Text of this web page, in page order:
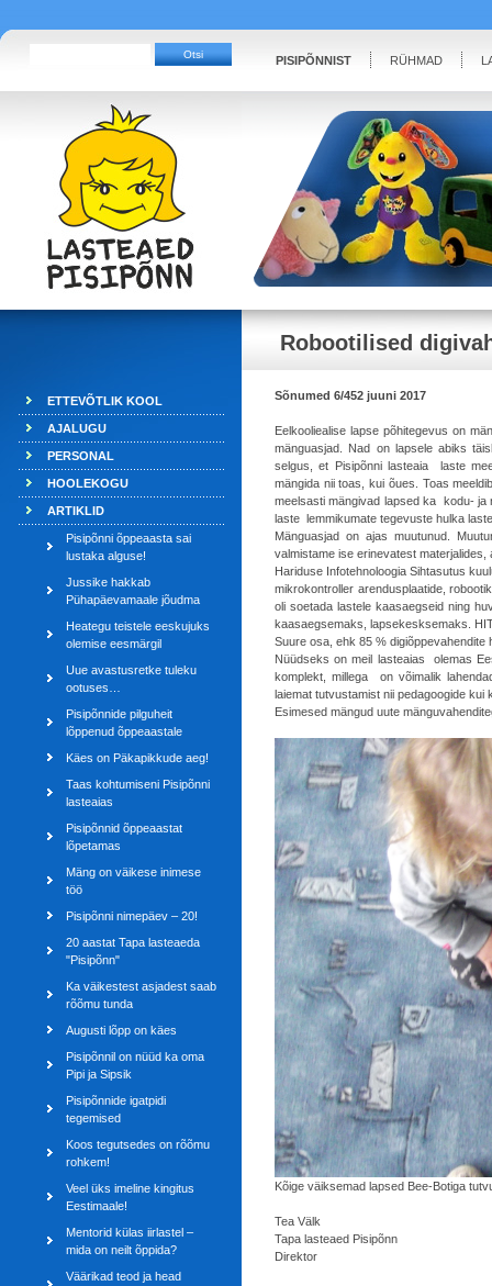
PISIPÕNNIST RÜHMAD
ETTEVÕTLIK KOOL
AJALUGU
PERSONAL
HOOLEKOGU
ARTIKLID
Pisipõnni õppeaasta sai
lustaka alguse!
Jussike hakkab
Pühapäevamaale jõudma
Heategu teistele eeskujuks
olemise eesmärgil
Uue avastusretke tuleku
ootuses…
Pisipõnnide pilguheit
lõppenud õppeaastale
Käes on Päkapikkude aeg!
Taas kohtumiseni Pisipõnni
lasteaias
Pisipõnnid õppeaastat
lõpetamas
Mäng on väikese inimese
töö
Pisipõnni nimepäev – 20!
20 aastat Tapa lasteaeda
"Pisipõnn"
Ka väikestest asjadest saab
rõõmu tunda
Augusti lõpp on käes
Pisipõnnil on nüüd ka oma
Pipi ja Sipsik
Pisipõnnide igatpidi
tegemised
Koos tegutsedes on rõõmu
rohkem!
Veel üks imeline kingitus
Eestimaale!
Mentorid külas iirlastel –
mida on neilt õppida?
Väärikad teod ja head
Robootilised
Sõnumed 6/452 juuni 2017
Eelkooliealise lapse põhitegevus on
mänguasjad. Nad on lapsele abiks
selgus, et Pisipõnni lasteaia laste
mängida nii toas, kui õues. Toas
meelsasti mängivad lapsed ka kodu- ja
laste lemmikumate tegevuste hulka
Mänguasjad on ajas muutunud.
valmistame ise erinevatest
Hariduse Infotehnoloogia Sihtasutus
mikrokontroller arendusplaatide,
oli soetada lastele kaasaegseid ning
kaasaegsemaks, lapsekesksemaks.
Suure osa, ehk 85 %
Nüüdseks on meil lasteaias olemas
komplekt, millega on võimalik
laiemat tutvustamist nii pedagoogide
Esimesed mängud uute
Kõige väiksemad lapsed
Tea Välk
Tapa lasteaed Pisipõnn
Direktor